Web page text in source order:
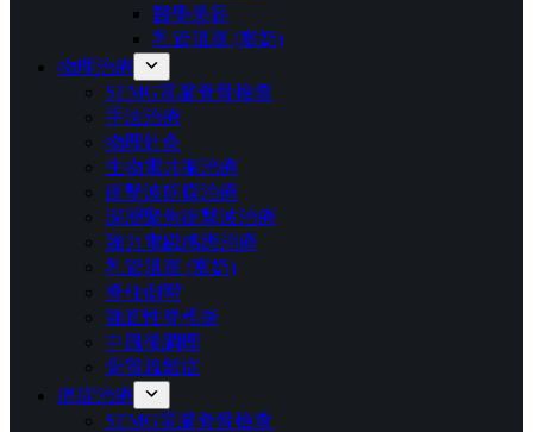
醫學美容
乳管阻塞 (塞奶)
物理治療
SEMG電腦脊骨檢查
手法治療
物理針灸
生物電共振治療
衝擊波筋膜治療​
深層聚焦衝擊波治療
強力電磁感應治療
乳管阻塞 (塞奶)
脊柱側彎
強直性脊椎炎
中風後調理
骨質疏鬆症
痛症治療
SEMG電腦脊骨檢查